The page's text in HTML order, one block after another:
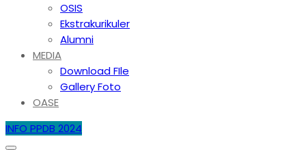
OSIS
Ekstrakurikuler
Alumni
MEDIA
Download FIle
Gallery Foto
OASE
INFO PPDB 2024